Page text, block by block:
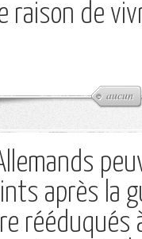
raison de
aucun
après la
rééduqués